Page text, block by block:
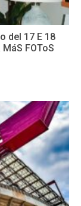
del 17 E 18
FOToS